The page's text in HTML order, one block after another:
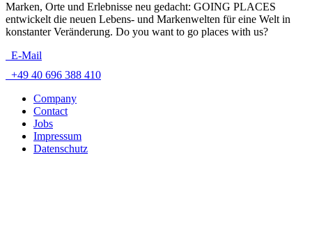
Marken, Orte und Erlebnisse neu gedacht: GOING PLACES
entwickelt die neuen Lebens- und Markenwelten für eine Welt in
konstanter Veränderung. Do you want to go places with us?
E-Mail
+49 40 696 388 410
Company
Contact
Jobs
Impressum
Datenschutz